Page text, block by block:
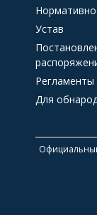
Устав
Регламенты
Для